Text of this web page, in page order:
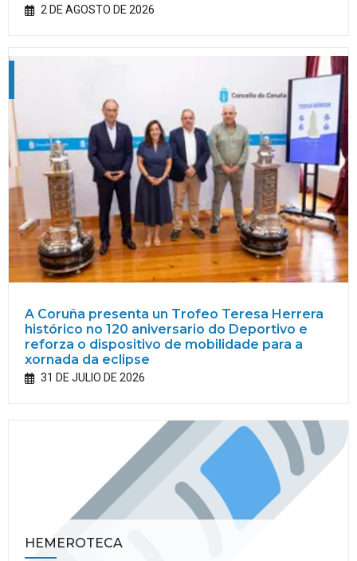
2 DE AGOSTO DE 2026
A Coruña presenta un Trofeo Teresa Herrera
histórico no 120 aniversario do Deportivo e
reforza o dispositivo de mobilidade para a
xornada da eclipse
31 DE JULIO DE 2026
HEMEROTECA